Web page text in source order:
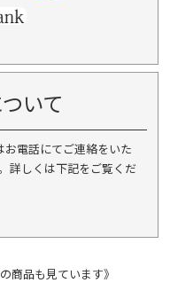
いて
電話にてご連絡をいた
詳しくは下記をご覧くだ
商品も見ています》